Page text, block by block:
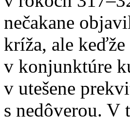
nečakane
kríža, ale
v konjunktúre
v utešene
s nedôverou. V